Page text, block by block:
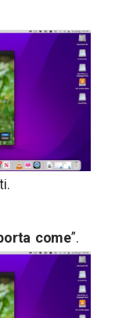
come”.